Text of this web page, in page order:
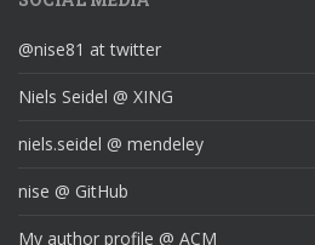
@nise81 at twitter
Niels Seidel @ XING
niels.seidel @ mendeley
nise @ GitHub
My author profile @ ACM